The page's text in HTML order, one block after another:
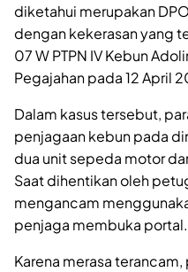
diketahui merupakan
dengan kekerasan yang
07 W PTPN IV Kebun
Pegajahan pada 12 April
Dalam kasus tersebut,
penjagaan kebun pada
dua unit sepeda motor
Saat dihentikan oleh
mengancam
penjaga membuka portal.
Karena merasa